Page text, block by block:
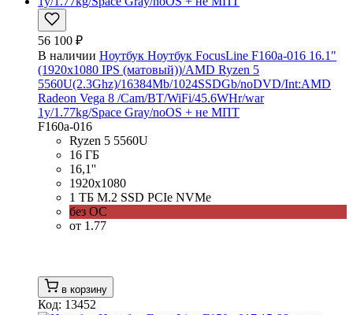
56 100 ₽
В наличии Ноутбук Ноутбук FocusLine F160a-016 16.1"
(1920x1080 IPS (матовый))/AMD Ryzen 5
5560U(2.3Ghz)/16384Mb/1024SSDGb/noDVD/Int:AMD
Radeon Vega 8 /Cam/BT/WiFi/45.6WHr/war
1y/1.77kg/Space Gray/noOS + не МПТ
F160a-016
Ryzen 5 5560U
16 ГБ
16,1''
1920x1080
1 ТБ M.2 SSD PCIe NVMe
без ОС
от 1.77
в корзину
Код: 13452